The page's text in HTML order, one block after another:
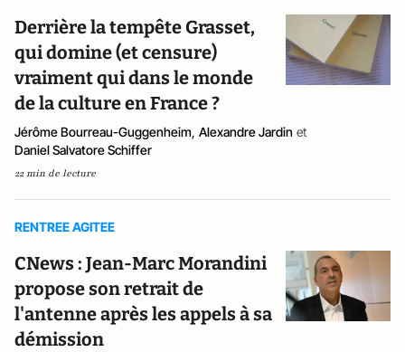
Derrière la tempête Grasset,
qui domine (et censure)
vraiment qui dans le monde
de la culture en France ?
Jérôme Bourreau-Guggenheim, Alexandre Jardin et
Daniel Salvatore Schiffer
22 min de lecture
RENTREE AGITEE
CNews : Jean-Marc Morandini
propose son retrait de
l'antenne après les appels à sa
démission